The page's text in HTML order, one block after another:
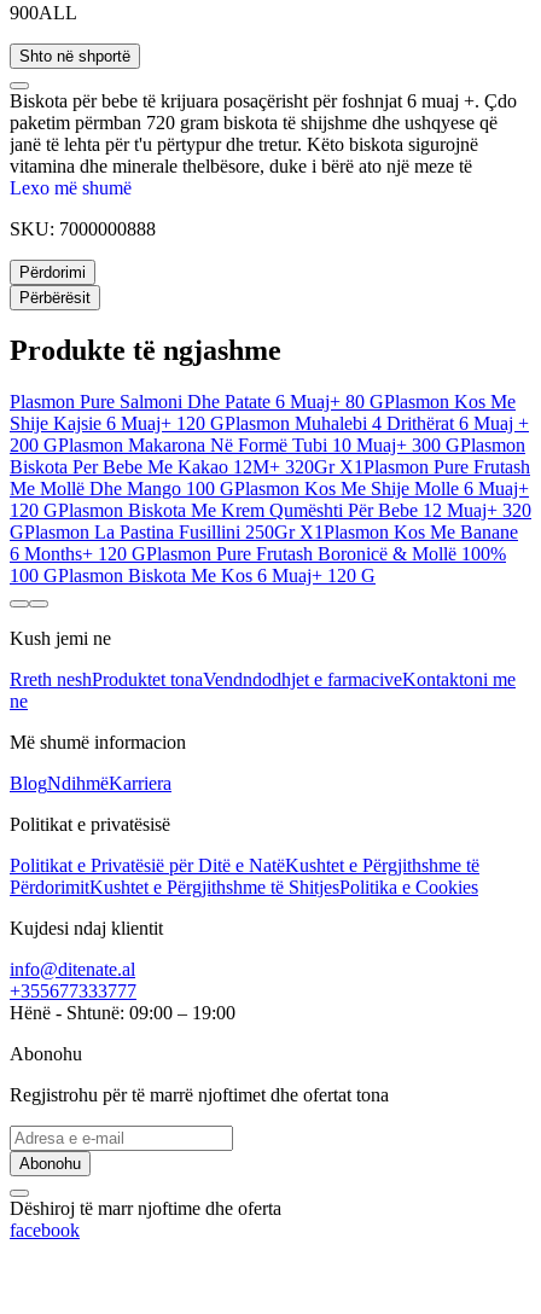
900ALL
Shto në shportë
Biskota për bebe të krijuara posaçërisht për foshnjat 6 muaj +. Çdo
paketim përmban 720 gram biskota të shijshme dhe ushqyese që
janë të lehta për t'u përtypur dhe tretur. Këto biskota sigurojnë
vitamina dhe minerale thelbësore, duke i bërë ato një meze të
shkëlqyer për foshnjën tuaj në rritje. Mund të konsumohen siç janë
suaj.
Lexo më shumë
SKU: 7000000888
Përdorimi
Përbërësit
Produkte të ngjashme
Plasmon Pure Salmoni Dhe Patate 6 Muaj+ 80 GPlasmon Kos Me
Shije Kajsie 6 Muaj+ 120 GPlasmon Muhalebi 4 Drithërat 6 Muaj +
200 GPlasmon Makarona Në Formë Tubi 10 Muaj+ 300 GPlasmon
Biskota Per Bebe Me Kakao 12M+ 320Gr X1Plasmon Pure Frutash
Me Mollë Dhe Mango 100 GPlasmon Kos Me Shije Molle 6 Muaj+
120 GPlasmon Biskota Me Krem Qumështi Për Bebe 12 Muaj+ 320
GPlasmon La Pastina Fusillini 250Gr X1Plasmon Kos Me Banane
6 Months+ 120 GPlasmon Pure Frutash Boronicë & Mollë 100%
100 GPlasmon Biskota Me Kos 6 Muaj+ 120 G
Kush jemi ne
Rreth neshProduktet tonaVendndodhjet e farmaciveKontaktoni me
ne
Më shumë informacion
BlogNdihmëKarriera
Politikat e privatësisë
Politikat e Privatësië për Ditë e NatëKushtet e Përgjithshme të
PërdorimitKushtet e Përgjithshme të ShitjesPolitika e Cookies
Kujdesi ndaj klientit
info@ditenate.al
+355677333777
Hënë - Shtunë: 09:00 – 19:00
Abonohu
Regjistrohu për të marrë njoftimet dhe ofertat tona
Abonohu
Dëshiroj të marr njoftime dhe oferta
facebook